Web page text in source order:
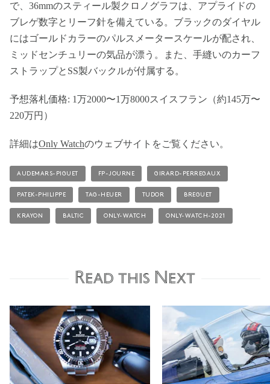
で、36mmのスティール製クロノグラフは、アプライドの
ブレゲ数字とリーフ針を備えている。ブラックのダイヤル
にはゴールドカラーのパルスメータースケールが配され、
ミッドセンチュリーの気品が漂う。また、手縫いのカーフ
ストラップとSS製バックルが付属する。
予想落札価格: 1万2000〜1万8000スイスフラン（約145万〜
220万円）
詳細はOnly Watchのウェブサイトをご覧ください。
AUDEMARS-PIGUET FP-JOURNE GIRARD-PERREGAUX
PATEK-PHILIPPE TAG-HEUER TUDOR BREGUET
KRAYON BALTIC ONLY-WATCH ONLY-WATCH-2021
Read this Next